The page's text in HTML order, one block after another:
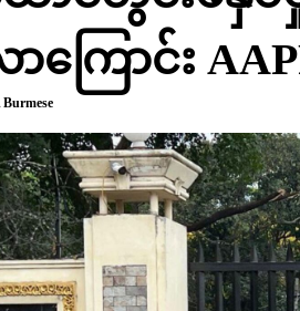
ကြောင်း
Burmese